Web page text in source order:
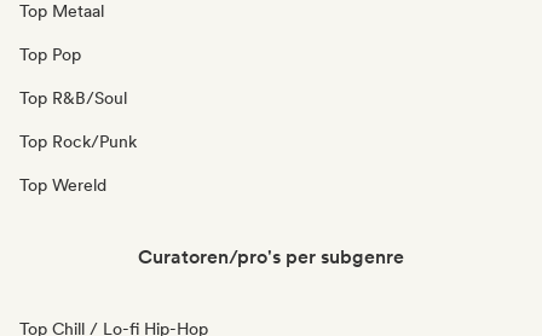
Top Metaal
Top Pop
Top R&B/Soul
Top Rock/Punk
Top Wereld
Curatoren/pro's per subgenre
Top Chill / Lo-fi Hip-Hop